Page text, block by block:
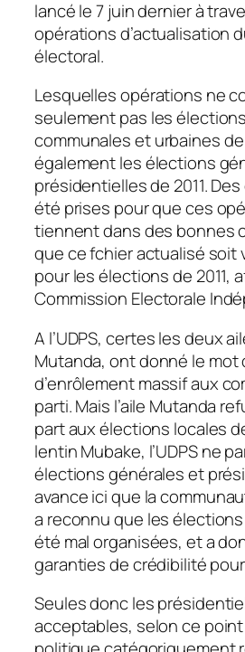
lancé le 7 juin dernier à
opérations d’actualisation
électoral.
Lesquelles opérations ne
seulement pas les
communales et urbaines de
également les élections
présidentielles de 2011.
été prises pour que ces
tiennent dans des bonnes
que ce fchier actualisé soit
pour les élections de 2011,
Commission Electorale
A l’UDPS, certes les deux
Mutanda, ont donné le mot
d’enrôlement massif aux
parti. Mais l’aile Mutanda
part aux élections locales
lentin Mubake, l’UDPS ne
élections générales et
avance ici que la
a reconnu que les
été mal organisées, et a
garanties de crédibilité pour
Seules donc les
acceptables, selon ce